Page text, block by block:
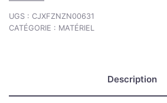
UGS : CJXFZNZN00631
CATÉGORIE : MATÉRIEL
Description